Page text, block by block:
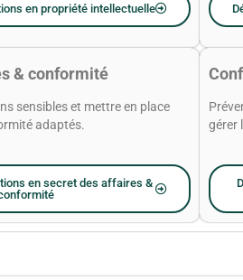
en propriété intellectuelle
& conformité
sensibles et mettre en place
adaptés.
en secret des affaires &
gérer